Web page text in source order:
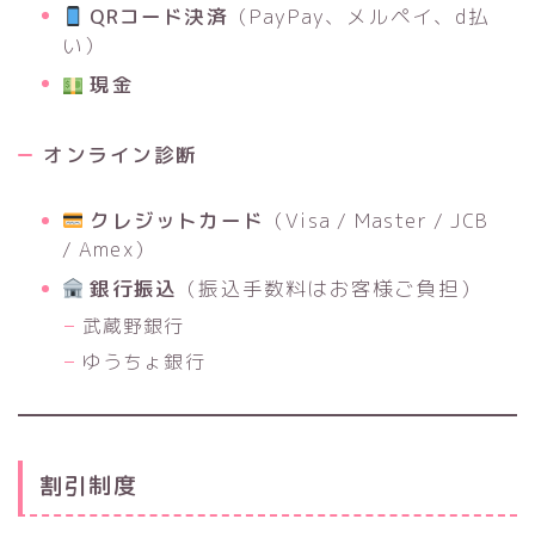
QRコード決済 （PayPay、メルペイ、d払
い）
現金
オンライン診断
クレジットカード （Visa / Master / JCB
/ Amex）
銀行振込 （振込手数料はお客様ご負担）
武蔵野銀行
ゆうちょ銀行
割引制度